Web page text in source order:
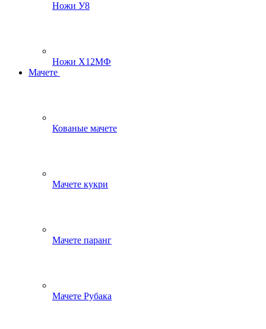
Ножи У8
Ножи Х12МФ
Мачете
Кованые мачете
Мачете кукри
Мачете паранг
Мачете Рубака